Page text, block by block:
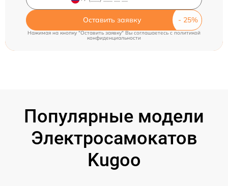
Оставить заявку
Нажимая на кнопку "Оставить заявку" Вы соглашаетесь cполитикой
конфиденциальности
Популярные модели
Электросамокатов
Kugoo